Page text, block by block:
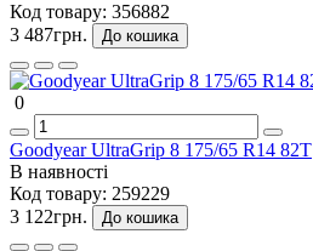
Код товару: 356882
3 487грн.
До кошика
0
Goodyear UltraGrip 8 175/65 R14 82T
В наявності
Код товару: 259229
3 122грн.
До кошика